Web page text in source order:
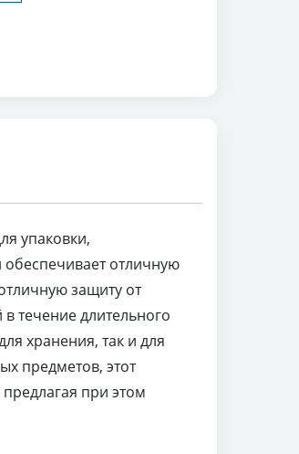
упаковки,
отличную
защиту от
течение длительного
хранения, так и для
предметов, этот
при этом